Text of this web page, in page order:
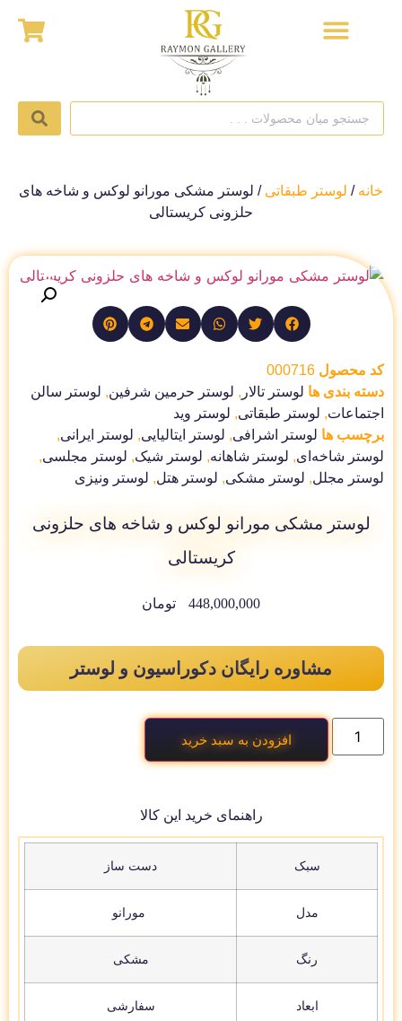
خانه / لوستر طبقاتی / لوستر مشکی مورانو لوکس و شاخه های
حلزونی کریستالی
کد محصول 000716
دسته بندی ها لوستر تالار , لوستر حرمین شرفین, لوستر سالن
اجتماعات, لوستر طبقاتی, لوستر وید
برچسب ها لوستر اشرافی, لوستر ایتالیایی, لوستر ایرانی,
لوستر شاخه‌ای, لوستر شاهانه, لوستر شیک, لوستر مجلسی,
لوستر مجلل, لوستر مشکی, لوستر هتل, لوستر ونیزی
لوستر مشکی مورانو لوکس و شاخه های حلزونی
کریستالی
448,000,000 تومان
مشاوره رایگان دکوراسیون و لوستر
افزودن به سبد خرید
راهنمای خرید این کالا
سبک دست ساز
مدل مورانو
رنگ مشکی
ابعاد سفارشی